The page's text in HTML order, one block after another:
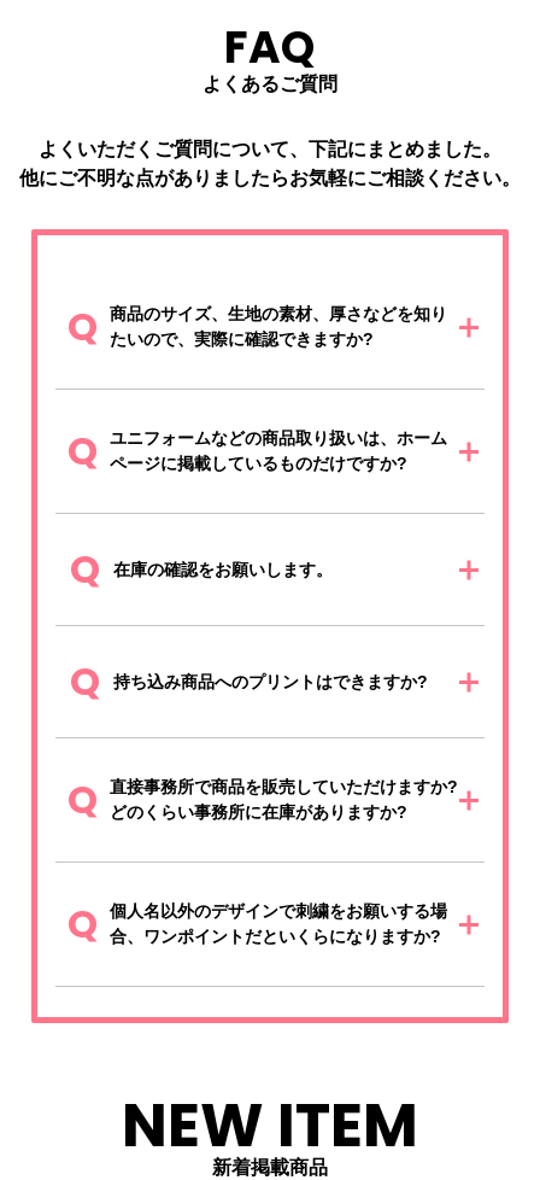
FAQ
よくあるご質問
よくいただくご質問について、下記にまとめました。
他にご不明な点がありましたらお気軽にご相談ください。
Q
商品のサイズ、生地の素材、厚さなどを知り
たいので、実際に確認できますか?
Q
ユニフォームなどの商品取り扱いは、ホーム
ページに掲載しているものだけですか?
Q 在庫の確認をお願いします。
Q 持ち込み商品へのプリントはできますか?
Q
直接事務所で商品を販売していただけますか?
どのくらい事務所に在庫がありますか?
Q
個人名以外のデザインで刺繍をお願いする場
合、ワンポイントだといくらになりますか?
NEW ITEM
新着掲載商品